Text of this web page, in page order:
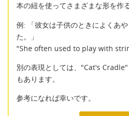
本の紐を使ってさまざまな形を作
例: 「彼女は子供のときによくあ
た。」
"She often used to play with
別の表現としては、"Cat's Cradle"
もあります。
参考になれば幸いです。